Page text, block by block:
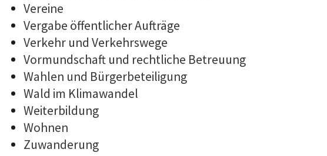
Vereine
Vergabe öffentlicher Aufträge
Verkehr und Verkehrswege
Vormundschaft und rechtliche Betreuung
Wahlen und Bürgerbeteiligung
Wald im Klimawandel
Weiterbildung
Wohnen
Zuwanderung